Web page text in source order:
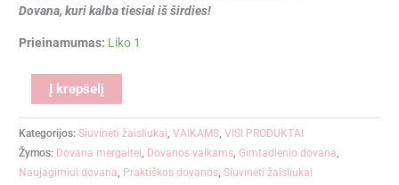
Dovana, kuri kalba tiesiai iš širdies!
Prieinamumas: Liko 1
Į krepšelį
Kategorijos:Siuvinėti žaisliukai ,VAIKAMS ,VISI PRODUKTAI
Žymos: Dovana mergaitei Dovanos vaikams Gimtadienio dovana
Naujagimiui dovana Praktiškos dovanos ,Siuvinėti žaisliukai